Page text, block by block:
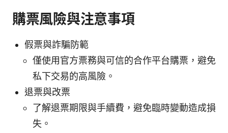
購票風險與注意事項
假票與詐騙防範
僅使用官方票務與可信的合作平台購票，避免
私下交易的高風險。
退票與改票
了解退票期限與手續費，避免臨時變動造成損
失。